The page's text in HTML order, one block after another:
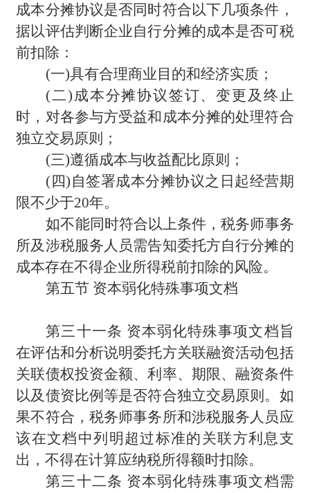
成本分摊协议是否同时符合以下几项条件，
据以评估判断企业自行分摊的成本是否可税
前扣除：
(一)具有合理商业目的和经济实质；
(二)成本分摊协议签订、变更及终止
时，对各参与方受益和成本分摊的处理符合
独立交易原则；
(三)遵循成本与收益配比原则；
(四)自签署成本分摊协议之日起经营期
限不少于20年。
如不能同时符合以上条件，税务师事务
所及涉税服务人员需告知委托方自行分摊的
成本存在不得企业所得税前扣除的风险。
第五节 资本弱化特殊事项文档
第三十一条 资本弱化特殊事项文档旨
在评估和分析说明委托方关联融资活动包括
关联债权投资金额、利率、期限、融资条件
以及债资比例等是否符合独立交易原则。如
果不符合，税务师事务所和涉税服务人员应
该在文档中列明超过标准的关联方利息支
出，不得在计算应纳税所得额时扣除。
第三十二条 资本弱化特殊事项文档需